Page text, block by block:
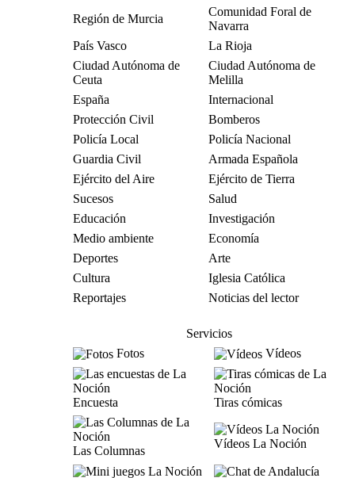
Región de Murcia
Comunidad Foral de
Navarra
País Vasco
La Rioja
Ciudad Autónoma de
Ceuta
Ciudad Autónoma de
Melilla
España
Internacional
Protección Civil
Bomberos
Policía Local
Policía Nacional
Guardia Civil
Armada Española
Ejército del Aire
Ejército de Tierra
Sucesos
Salud
Educación
Investigación
Medio ambiente
Economía
Deportes
Arte
Cultura
Iglesia Católica
Reportajes
Noticias del lector
Servicios
Fotos
Vídeos
Encuesta Tiras cómicas
Las Columnas
Vídeos La Noción